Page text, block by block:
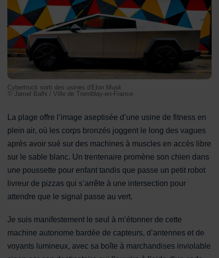
Cybertruck sorti des usines d'Elon Musk
© Jamel Balhi / Ville de Tremblay-en-France
La plage offre l’image aseptisée d’une usine de fitness en
plein air, où les corps bronzés joggent le long des vagues
après avoir sué sur des machines à muscles en accès libre
sur le sable blanc. Un trentenaire promène son chien dans
une poussette pour enfant tandis que passe un petit robot
livreur de pizzas qui s’arrête à une intersection pour
attendre que le signal passe au vert.
Je suis manifestement le seul à m’étonner de cette
machine autonome bardée de capteurs, d’antennes et de
voyants lumineux, avec sa boîte à marchandises inviolable